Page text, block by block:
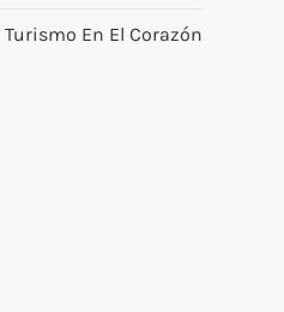
En El Corazón